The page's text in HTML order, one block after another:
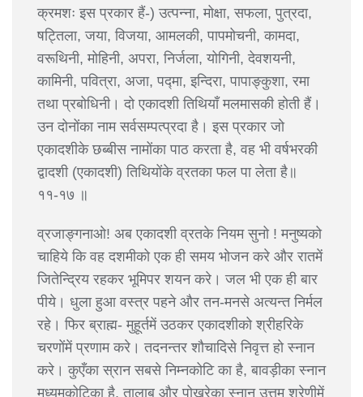
क्रमशः इस प्रकार हैं-) उत्पन्ना, मोक्षा, सफला, पुत्रदा,
षट्तिला, जया, विजया, आमलकी, पापमोचनी, कामदा,
वरूथिनी, मोहिनी, अपरा, निर्जला, योगिनी, देवशयनी,
कामिनी, पवित्रा, अजा, पद्मा, इन्दिरा, पापाङ्कुशा, रमा
तथा प्रबोधिनी। दो एकादशी तिथियाँ मलमासकी होती हैं।
उन दोनोंका नाम सर्वसम्पत्प्रदा है। इस प्रकार जो
एकादशीके छब्बीस नामोंका पाठ करता है, वह भी वर्षभरकी
द्वादशी (एकादशी) तिथियोंके व्रतका फल पा लेता है॥
११-१७ ॥
व्रजाङ्गनाओ! अब एकादशी व्रतके नियम सुनो ! मनुष्यको
चाहिये कि वह दशमीको एक ही समय भोजन करे और रातमें
जितेन्द्रिय रहकर भूमिपर शयन करे। जल भी एक ही बार
पीये। धुला हुआ वस्त्र पहने और तन-मनसे अत्यन्त निर्मल
रहे। फिर ब्राह्म- मुहूर्तमें उठकर एकादशीको श्रीहरिके
चरणोंमें प्रणाम करे। तदनन्तर शौचादिसे निवृत्त हो स्नान
करे। कुएँका स्रान सबसे निम्नकोटि का है, बावड़ीका स्नान
मध्यमकोटिका है, तालाब और पोखरेका स्नान उत्तम श्रेणीमें